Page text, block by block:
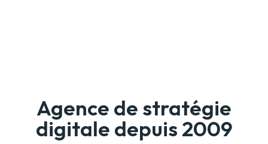
Agence de stratégie
digitale depuis 2009